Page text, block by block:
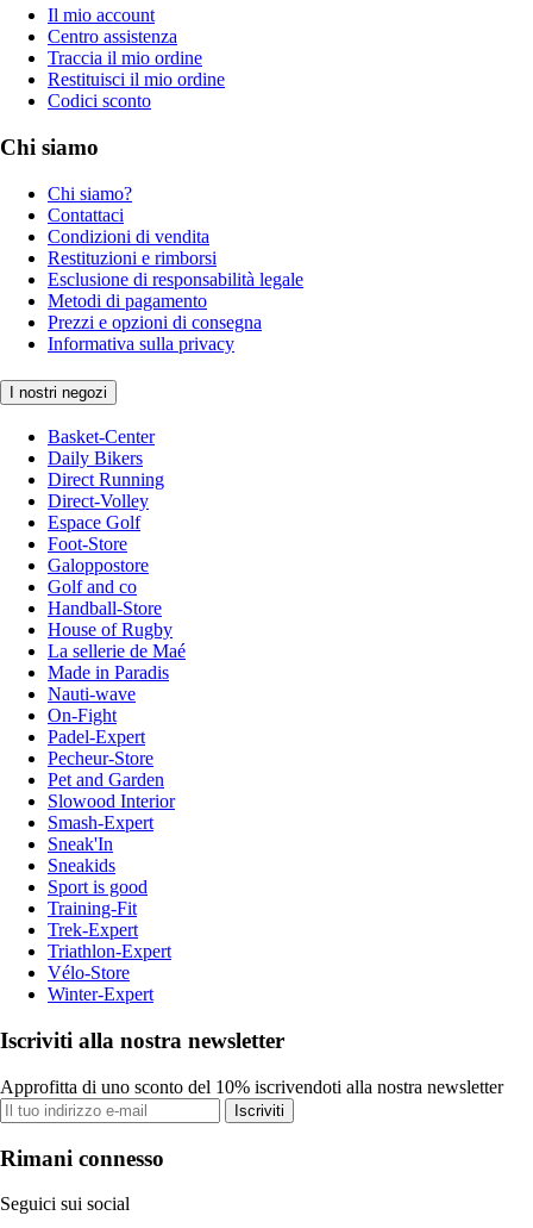
Il mio account
Centro assistenza
Traccia il mio ordine
Restituisci il mio ordine
Codici sconto
Chi siamo
Chi siamo?
Contattaci
Condizioni di vendita
Restituzioni e rimborsi
Esclusione di responsabilità legale
Metodi di pagamento
Prezzi e opzioni di consegna
Informativa sulla privacy
I nostri negozi
Basket-Center
Daily Bikers
Direct Running
Direct-Volley
Espace Golf
Foot-Store
Galoppostore
Golf and co
Handball-Store
House of Rugby
La sellerie de Maé
Made in Paradis
Nauti-wave
On-Fight
Padel-Expert
Pecheur-Store
Pet and Garden
Slowood Interior
Smash-Expert
Sneak'In
Sneakids
Sport is good
Training-Fit
Trek-Expert
Triathlon-Expert
Vélo-Store
Winter-Expert
Iscriviti alla nostra newsletter
Approfitta di uno sconto del 10% iscrivendoti alla nostra newsletter
Iscriviti
Rimani connesso
Seguici sui social